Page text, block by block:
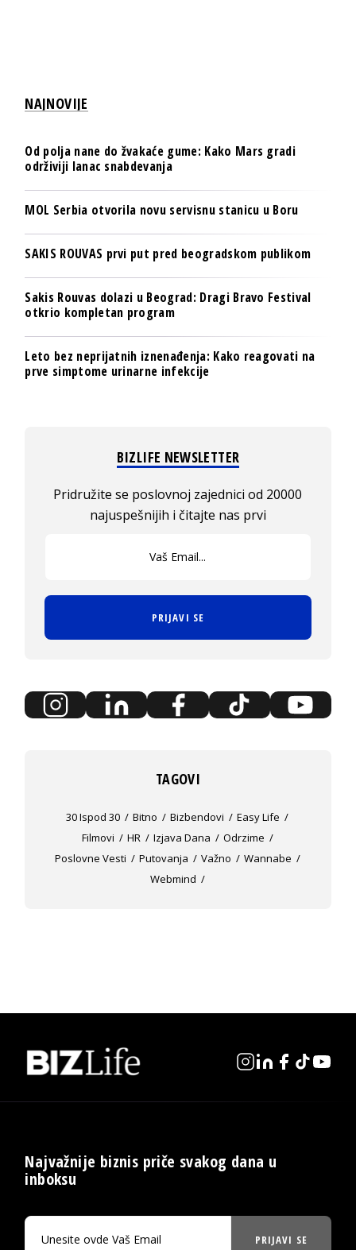
NAJNOVIJE
Od polja nane do žvakaće gume: Kako Mars gradi
održiviji lanac snabdevanja
MOL Serbia otvorila novu servisnu stanicu u Boru
SAKIS ROUVAS prvi put pred beogradskom publikom
Sakis Rouvas dolazi u Beograd: Dragi Bravo Festival
otkrio kompletan program
Leto bez neprijatnih iznenađenja: Kako reagovati na
prve simptome urinarne infekcije
BIZLIFE NEWSLETTER
Pridružite se poslovnoj zajednici od 20000
najuspešnijih i čitajte nas prvi
PRIJAVI SE
TAGOVI
30 Ispod 30 Bitno Bizbendovi
Easy Life
Filmovi
HR Izjava Dana
Odrzime
Poslovne Vesti
Putovanja Važno
Wannabe
Webmind
Najvažnije biznis priče svakog dana u
inboksu
PRIJAVI SE